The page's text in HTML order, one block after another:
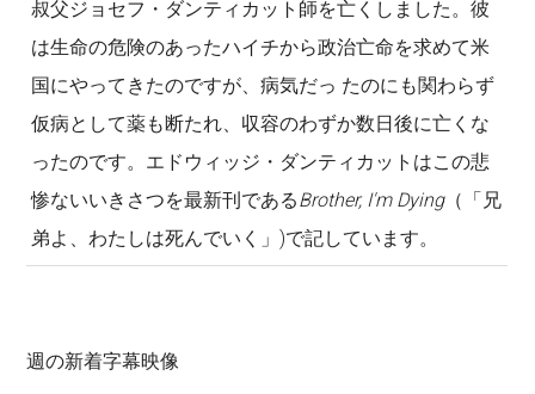
叔父ジョセフ・ダンティカット師を亡くしました。彼
は生命の危険のあったハイチから政治亡命を求めて米
国にやってきたのですが、病気だっ たのにも関わらず
仮病として薬も断たれ、収容のわずか数日後に亡くな
ったのです。エドウィッジ・ダンティカットはこの悲
惨ないいきさつを最新刊であるBrother, I'm Dying（「兄
弟よ、わたしは死んでいく」)で記しています。
週の新着字幕映像